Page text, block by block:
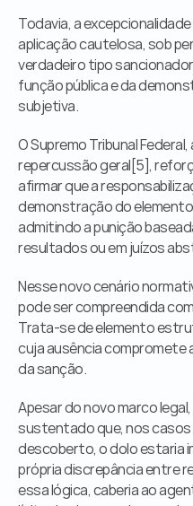
Todavia, a
aplicação cautelosa, sob
verdadeiro tipo
função pública e da
subjetiva.
O Supremo Tribunal Federal,
repercussão geral[5],
afirmar que a
demonstração do
admitindo a punição
resultados ou em juízos
Nesse novo cenário
pode ser compreendida
Trata-se de elemento
cuja ausência
da sanção.
Apesar do novo marco
sustentado que, nos casos
descoberto, o dolo estaria
própria discrepância entre
essa lógica, caberia ao